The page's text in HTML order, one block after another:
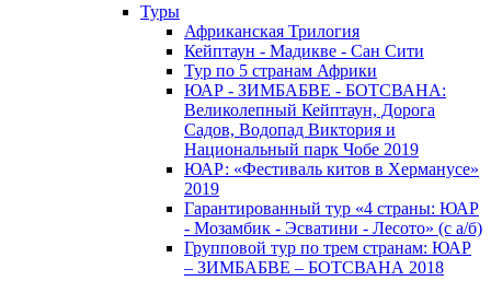
Туры
Африканская Трилогия
Кейптаун - Мадикве - Сан Сити
Тур по 5 странам Африки
ЮАР - ЗИМБАБВЕ - БОТСВАНА:
Великолепный Кейптаун, Дорога
Садов, Водопад Виктория и
Национальный парк Чобе 2019
ЮАР: «Фестиваль китов в Херманусе»
2019
Гарантированный тур «4 страны: ЮАР
- Мозамбик - Эсватини - Лесото» (с а/б)
Групповой тур по трем странам: ЮАР
– ЗИМБАБВЕ – БОТСВАНА 2018